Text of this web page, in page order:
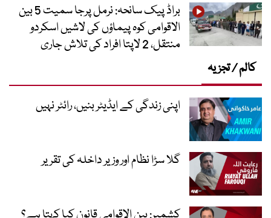
براڈ پیک سانحہ: نرمل پرجا سمیت 5 بین
الاقوامی کوہ پیماؤں کی لاشیں اسکردو
منتقل، 2 لاپتا افراد کی تلاش جاری
کالم / تجزیہ
اپنی زندگی کے ایڈیٹر بنیں، رائٹر نہیں
گلا سڑا نظام اور وزیر داخلہ کی تقریر